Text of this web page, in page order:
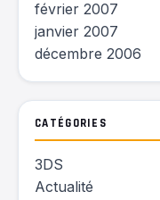
février 2007
janvier 2007
décembre 2006
CATÉGORIES
3DS
Actualité